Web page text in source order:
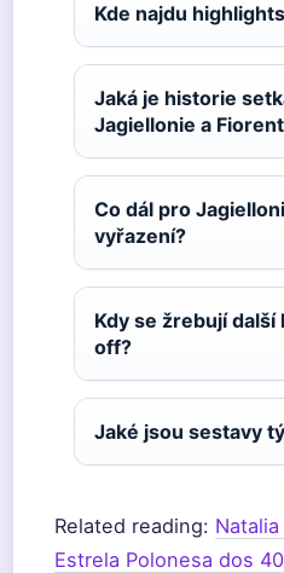
Kde najdu
Jaká je historie
Jagiellonie a
Co dál pro
vyřazení?
Kdy se žrebují další
off?
Jaké jsou sestavy
Related reading:
Estrela Polonesa dos